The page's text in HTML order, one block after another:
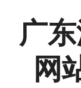
广
网